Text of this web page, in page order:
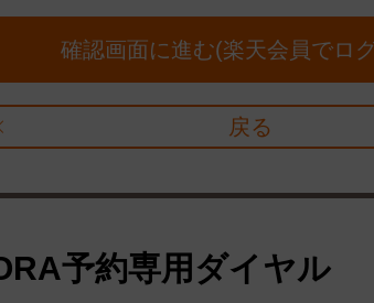
確認画面に進む(楽天会員でロ
戻る
予約専用ダイヤル